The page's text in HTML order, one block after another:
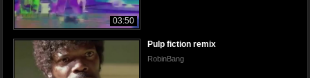
03:50
Pulp fiction remix
RobinBang